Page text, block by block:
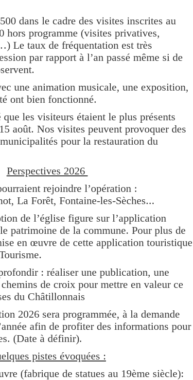
dans le cadre des visites inscrites au
hors programme (visites privatives,
Le taux de fréquentation est très
par rapport à l’an passé même si de
une animation musicale, une exposition,
ont bien fonctionné.
les visiteurs étaient le plus présents
août. Nos visites peuvent provoquer des
pour la restauration du
Perspectives 2026
rejoindre l’opération :
La Forêt, Fontaine-les-Sèches...
de l’église figure sur l’application
patrimoine de la commune. Pour plus de
en œuvre de cette application touristique
: réaliser une publication, une
de croix pour mettre en valeur ce
du Châtillonnais
2026 sera programmée, à la demande
afin de profiter des informations pour
(Date à définir).
pistes évoquées :
(fabrique de statues au 19ème siècle):